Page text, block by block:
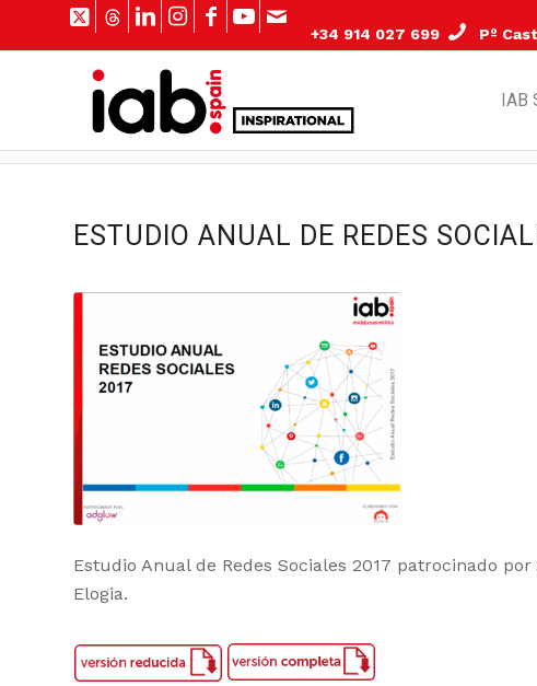
+34 914 027 699
Pº
IAB
ESTUDIO ANUAL DE REDES
Estudio Anual de Redes Sociales 2017 patrocinado
Elogia.